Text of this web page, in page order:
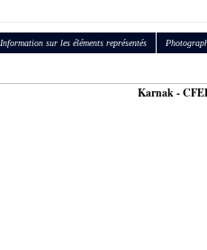
Information sur les éléments représentés